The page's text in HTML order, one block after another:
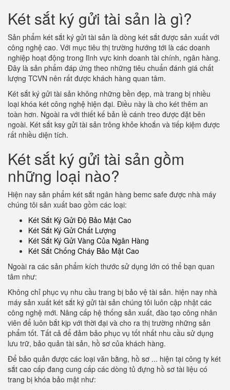
Két sắt ký gửi tài sản là gì?
Sản phẩm két sắt ký gửi tài sản là dòng két sắt được sản xuất với
công nghệ cao. Với mục tiêu thị trường hướng tới là các doanh
nghiệp hoạt động trong lĩnh vực kinh doanh tài chính, ngân hàng.
Đây là sản phẩm đáp ứng theo những tiêu chuẩn đánh giá chất
lượng TCVN nên rất được khách hàng quan tâm.
Két sắt ký gửi tài sản không những bền đẹp, mà trang bị nhiều
loại khóa két công nghệ hiện đại. Điều này là cho két thêm an
toàn hơn. Ngoài ra với thiết kế bản lề cánh treo được đặt bên
ngoài. Két sắt ksy gửi tài sản trông khỏe khoắn và tiếp kiệm được
rất nhiều diện tích.
Két sắt ký gửi tài sản gồm
những loại nào?
Hiện nay sản phẩm két sắt ngân hàng bemc safe được nhà máy
chúng tôi sản xuất bao gồm các loại:
Két Sắt Ký Gửi Độ Bảo Mật Cao
Két Sắt Ký Gửi Chất Lượng
Két Sắt Ký Gửi Vàng Của Ngân Hàng
Két Sắt Chống Cháy Bảo Mật Cao
Ngoài ra các sản phẩm kích thước sử dụng lớn có thể bạn quan
tâm như:
Không chỉ phục vụ nhu cầu trang bị bảo vệ tài sản. hiện nay nhà
máy sản xuất két sắt ký gửi tài sản chúng tôi luôn cập nhật các
công nghệ mới. Nâng cấp hệ thống sản xuất, đào tạo công nhân
viên để luôn bắt kịp với thời đại và cho ra thị trường những sản
phẩm tốt. Tất cả để đảm bảo phục vụ tốt nhất nhu cầu sử dụng
lưu trữ, bảo quản tài sản, hồ sơ của khách hàng.
Để bảo quản được các loại văn bằng, hồ sơ ... hiện tại công ty két
sắt cao cấp đang cung cấp các dòng tủ đựng hồ sơ tài liệu có
trang bị khóa bảo mật như: